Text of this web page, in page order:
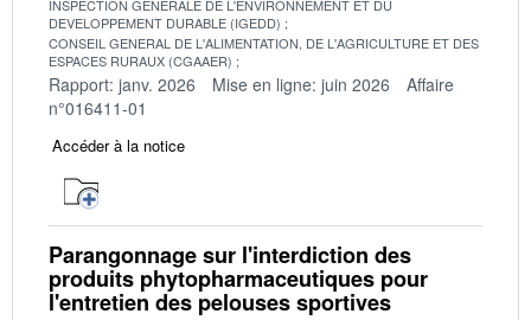
INSPECTION GENERALE DE L'ENVIRONNEMENT ET DU
DEVELOPPEMENT DURABLE (IGEDD)
CONSEIL GENERAL DE L'ALIMENTATION, DE L'AGRICULTURE ET DES
ESPACES RURAUX (CGAAER)
Rapport: janv. 2026 Mise en ligne: juin 2026
Affaire
n°016411-01
Accéder à la notice
Parangonnage sur l'interdiction des
produits phytopharmaceutiques pour
l'entretien des pelouses sportives